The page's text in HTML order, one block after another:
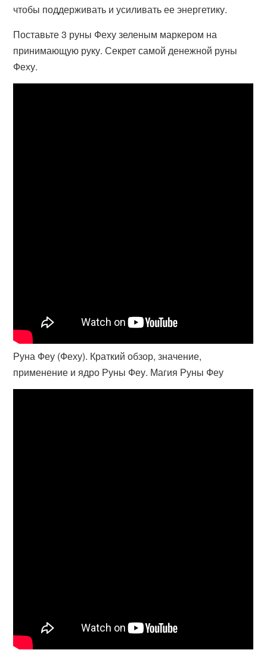
чтобы поддерживать и усиливать ее энергетику.
Поставьте 3 руны Феху зеленым маркером на
принимающую руку. Секрет самой денежной руны
Феху.
Руна Феу (Феху). Краткий обзор, значение,
применение и ядро Руны Феу. Магия Руны Феу